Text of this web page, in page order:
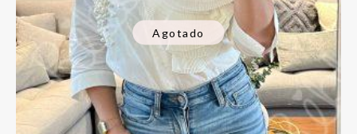
Agotado